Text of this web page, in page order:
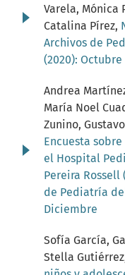
Varela, Mónica
Catalina Pírez,
Archivos de
(2020): Octubre
Andrea
María Noel
Zunino,
Encuesta
el Hospital
Pereira Rossell
de Pediatría
Diciembre
Sofía García,
Stella